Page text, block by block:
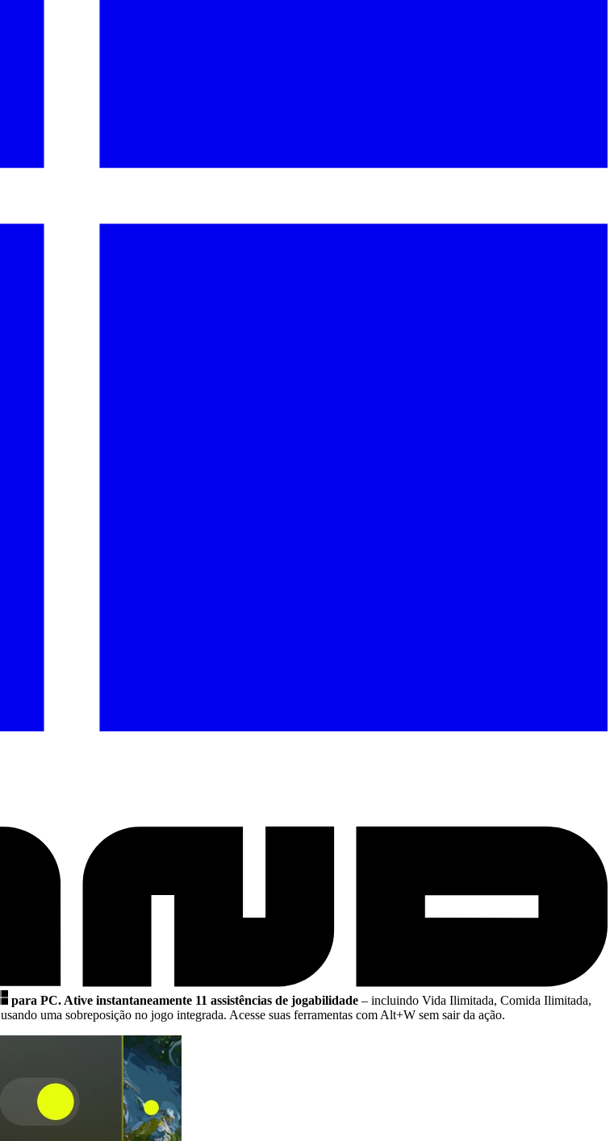
para PC. Ative instantaneamente 11 assistências de jogabilidade – incluindo Vida Ilimitada, Comida Ilimitada,
usando uma sobreposição no jogo integrada. Acesse suas ferramentas com Alt+W sem sair da ação.